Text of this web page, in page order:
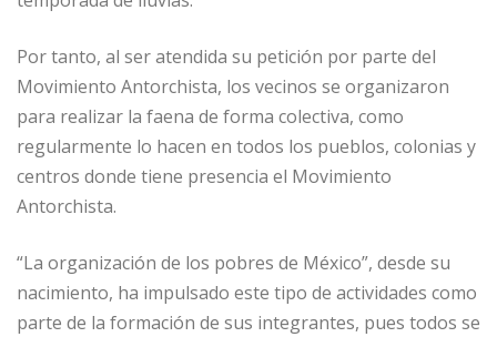
Por tanto, al ser atendida su petición por parte del
Movimiento Antorchista, los vecinos se organizaron
para realizar la faena de forma colectiva, como
regularmente lo hacen en todos los pueblos, colonias y
centros donde tiene presencia el Movimiento
Antorchista.
“La organización de los pobres de México”, desde su
nacimiento, ha impulsado este tipo de actividades como
parte de la formación de sus integrantes, pues todos se